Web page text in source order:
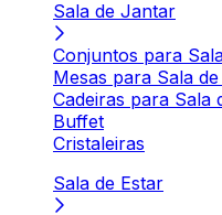
Sala de Jantar
Conjuntos para
Mesas para Sala
Cadeiras para Sala
Buffet
Cristaleiras
Sala de Estar